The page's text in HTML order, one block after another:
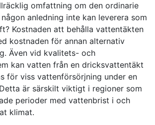
omfattning om den ordinarie
anledning inte kan leverera som
Kostnaden att behålla vattentäkten
kostnaden för annan alternativ
Även vid kvalitets- och
kan vatten från en dricksvattentäkt
för viss vattenförsörjning under en
är särskilt viktigt i regioner som
perioder med vattenbrist i och
klimat.